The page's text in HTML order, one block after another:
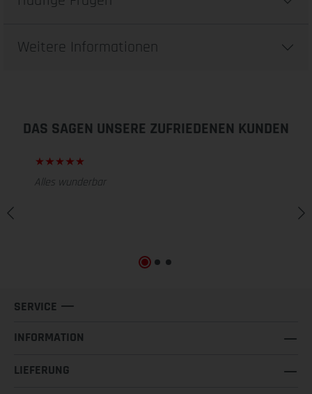
Weitere Informationen
DAS SAGEN UNSERE ZUFRIEDENEN KUNDEN
Alles wunderbar
SERVICE
INFORMATION
LIEFERUNG